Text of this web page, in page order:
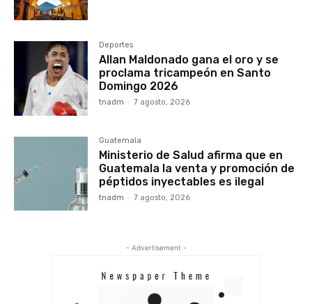
Deportes
Allan Maldonado gana el oro y se
proclama tricampeón en Santo
Domingo 2026
tnadm - 7 agosto, 2026
Guatemala
Ministerio de Salud afirma que en
Guatemala la venta y promoción de
péptidos inyectables es ilegal
tnadm - 7 agosto, 2026
- Advertisement -